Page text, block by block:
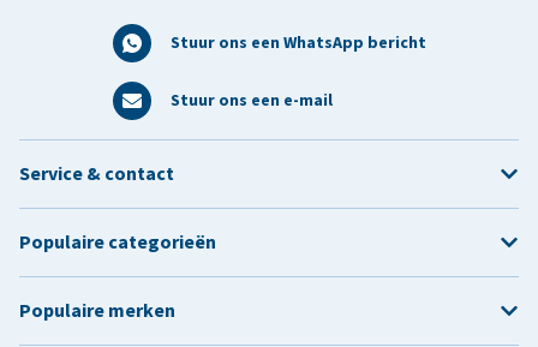
Stuur ons een WhatsApp bericht
Stuur ons een e-mail
Service & contact
Populaire categorieën
Populaire merken